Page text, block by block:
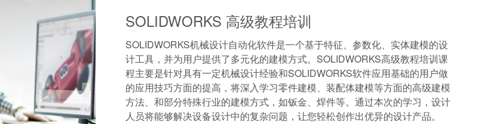
SOLIDWORKS 高级教程培训
SOLIDWORKS机械设计自动化软件是一个基于特征、参数化、实体建模的设
计工具，并为用户提供了多元化的建模方式。SOLIDWORKS高级教程培训课
程主要是针对具有一定机械设计经验和SOLIDWORKS软件应用基础的用户做
的应用技巧方面的提高，将深入学习零件建模、装配体建模等方面的高级建模
方法、和部分特殊行业的建模方式，如钣金、焊件等。通过本次的学习，设计
人员将能够解决设备设计中的复杂问题，让您轻松创作出优异的设计产品。